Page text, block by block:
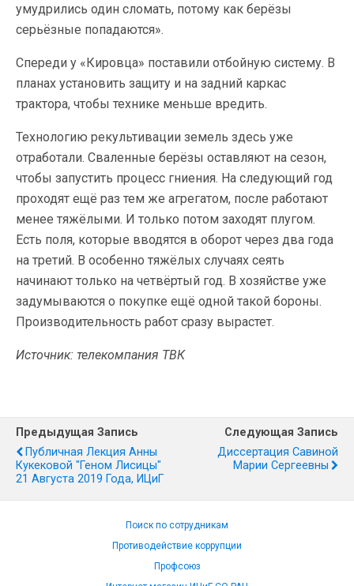
умудрились один сломать, потому как берёзы
серьёзные попадаются».
Спереди у «Кировца» поставили отбойную систему. В
планах установить защиту и на задний каркас
трактора, чтобы технике меньше вредить.
Технологию рекультивации земель здесь уже
отработали. Сваленные берёзы оставляют на сезон,
чтобы запустить процесс гниения. На следующий год
проходят ещё раз тем же агрегатом, после работают
менее тяжёлыми. И только потом заходят плугом.
Есть поля, которые вводятся в оборот через два года
на третий. В особенно тяжёлых случаях сеять
начинают только на четвёртый год. В хозяйстве уже
задумываются о покупке ещё одной такой бороны.
Производительность работ сразу вырастет.
Источник: телекомпания ТВК
Предыдущая Запись
Публичная Лекция Анны
Кукековой "Геном Лисицы"
21 Августа 2019 Года, ИЦиГ
Следующая Запись
Диссертация Савиной
Марии Сергеевны
Поиск по сотрудникам
Противодействие коррупции
Профсоюз